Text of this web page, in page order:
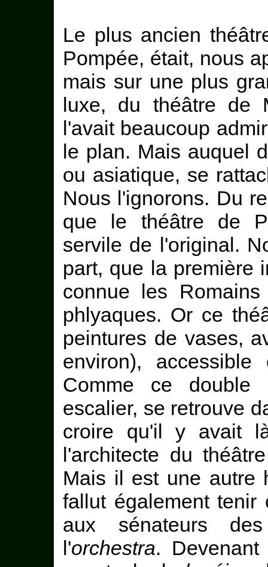
Le plus ancien
Pompée, était, nous
mais sur une plus
luxe, du théâtre de
l'avait beaucoup
le plan. Mais auquel
ou asiatique, se
Nous l'ignorons. Du
que le théâtre de
servile de l'original.
part, que la première
connue les
phlyaques. Or ce
peintures de vases,
environ),
Comme ce double
escalier, se retrouve
croire qu'il y avait
l'architecte du
Mais il est une autre
fallut également tenir
aux sénateurs
l'orchestra.